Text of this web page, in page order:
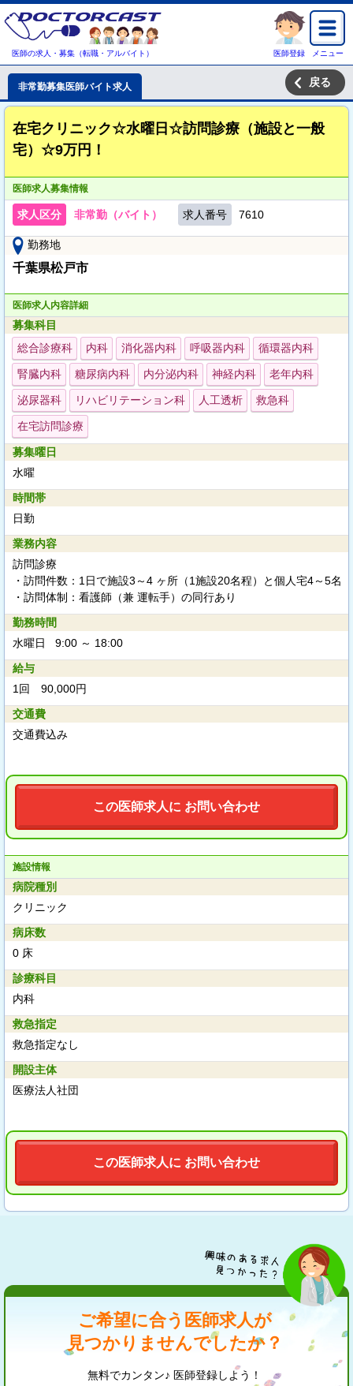
医師の求人・募集（転職・アルバイト） 医師登録 メニュー
非常勤募集医師バイト求人 戻る
在宅クリニック☆水曜日☆訪問診療（施設と一般
宅）☆9万円！
医師求人募集情報
求人区分 非常勤（バイト） 求人番号 7610
勤務地
千葉県松戸市
医師求人内容詳細
募集科目
総合診療科
内科 消化器内科 呼吸器内科 循環器内科
腎臓内科 糖尿病内科 内分泌内科 神経内科 老年内科
泌尿器科 リハビリテーション科 人工透析 救急科
在宅訪問診療
募集曜日
水曜
時間帯
日勤
業務内容
訪問診療
・訪問件数：1日で施設3～4 ヶ所（1施設20名程）と個人宅4～5名
・訪問体制：看護師（兼 運転手）の同行あり
勤務時間
水曜日 9:00 ～ 18:00
給与
1回 90,000円
交通費
交通費込み
この医師求人に お問い合わせ
施設情報
病院種別
クリニック
病床数
0 床
診療科目
内科
救急指定
救急指定なし
開設主体
医療法人社団
この医師求人に お問い合わせ
ご希望に合う医師求人が
見つかりませんでしたか？
無料でカンタン♪ 医師登録しよう！